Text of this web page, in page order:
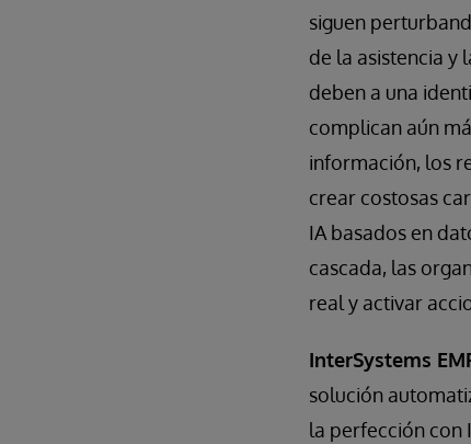
siguen
de la asistencia y
deben a una
complican aún
información, los
crear costosas
IA basados en
cascada, las
real y activar
InterSystems
solución
la perfección con